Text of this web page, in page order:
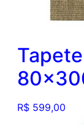
R$ 599,00